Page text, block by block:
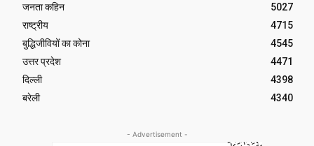
जनता कहिन
5027
राष्ट्रीय
4715
बुद्धिजीवियों का कोना
4545
उत्तर प्रदेश
4471
दिल्ली
4398
बरेली
4340
- Advertisement -